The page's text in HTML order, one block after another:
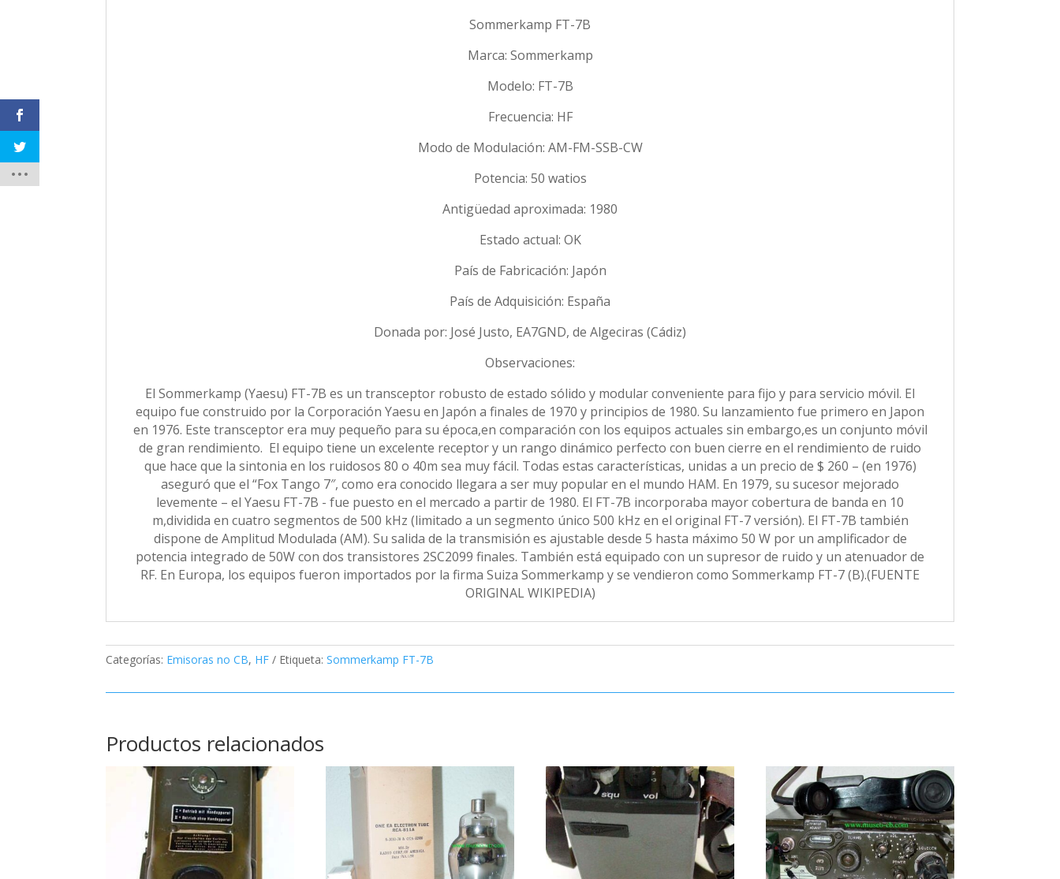
Sommerkamp FT-7B
Marca: Sommerkamp
Modelo: FT-7B
Frecuencia: HF
Modo de Modulación: AM-FM-SSB-CW
Potencia: 50 watios
Antigüedad aproximada: 1980
Estado actual: OK
País de Fabricación: Japón
País de Adquisición: España
Donada por: José Justo, EA7GND, de Algeciras (Cádiz)
Observaciones:
El Sommerkamp (Yaesu) FT-7B es un transceptor robusto de estado sólido y modular conveniente para fijo y para servicio móvil. El
equipo fue construido por la Corporación Yaesu en Japón a finales de 1970 y principios de 1980. Su lanzamiento fue primero en Japon
en 1976. Este transceptor era muy pequeño para su época,en comparación con los equipos actuales sin embargo,es un conjunto móvil
de gran rendimiento. El equipo tiene un excelente receptor y un rango dinámico perfecto con buen cierre en el rendimiento de ruido
que hace que la sintonia en los ruidosos 80 o 40m sea muy fácil. Todas estas características, unidas a un precio de $ 260 – (en 1976)
aseguró que el “Fox Tango 7″, como era conocido llegara a ser muy popular en el mundo HAM. En 1979, su sucesor mejorado
levemente – el Yaesu FT-7B - fue puesto en el mercado a partir de 1980. El FT-7B incorporaba mayor cobertura de banda en 10
m,dividida en cuatro segmentos de 500 kHz (limitado a un segmento único 500 kHz en el original FT-7 versión). El FT-7B también
dispone de Amplitud Modulada (AM). Su salida de la transmisión es ajustable desde 5 hasta máximo 50 W por un amplificador de
potencia integrado de 50W con dos transistores 2SC2099 finales. También está equipado con un supresor de ruido y un atenuador de
RF. En Europa, los equipos fueron importados por la firma Suiza Sommerkamp y se vendieron como Sommerkamp FT-7 (B).(FUENTE
ORIGINAL WIKIPEDIA)
Categorías: Emisoras no CB, HF Etiqueta:Sommerkamp FT-7B
Productos relacionados